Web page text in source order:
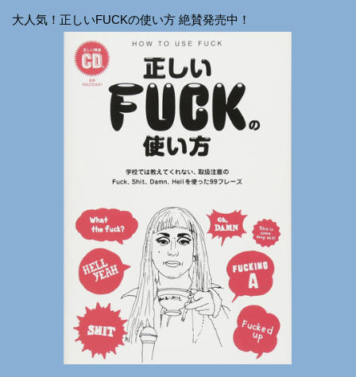
大人気！正しいFUCKの使い方 絶賛発売中！